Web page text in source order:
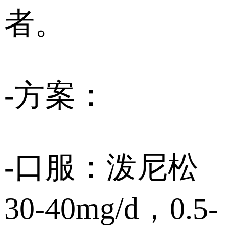
者。
-方案：
-口服：泼尼松
30-40mg/d，0.5-